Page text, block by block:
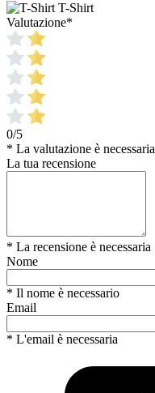
T-Shirt
Valutazione*
0/5
* La valutazione è necessaria
La tua recensione
* La recensione è necessaria
Nome
* Il nome è necessario
Email
* L'email è necessaria